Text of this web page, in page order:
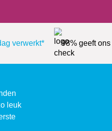
verwerkt* 98% geeft ons
leuk